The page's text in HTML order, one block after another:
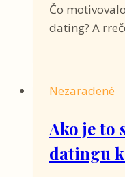
Čo
dating? A
Nezaradené
Ako je to
datingu